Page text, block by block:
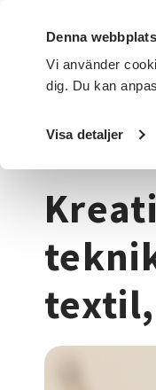
Denna
Vi använder
dig. Du kan
Visa detaljer
DET HÄR GÖR VI
Startsida / Kurser
textil,